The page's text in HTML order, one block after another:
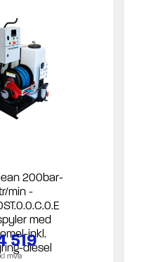
200bar-
min -
med
inkl.
diesel
519
mva